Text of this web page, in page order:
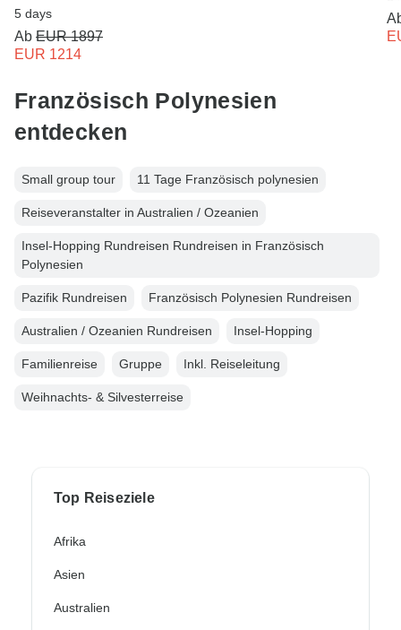
5 days
Ab EUR 1897
EUR 1214
Französisch Polynesien
entdecken
Small group tour 11 Tage Französisch polynesien
Reiseveranstalter in Australien / Ozeanien
Insel-Hopping Rundreisen Rundreisen in Französisch
Polynesien
Pazifik Rundreisen Französisch Polynesien Rundreisen
Australien / Ozeanien Rundreisen Insel-Hopping
Familienreise Gruppe Inkl. Reiseleitung
Weihnachts- & Silvesterreise
Top Reiseziele
Afrika
Asien
Australien